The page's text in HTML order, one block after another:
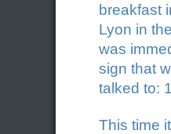
breakfast
Lyon in
was
sign that
talked to:
This time